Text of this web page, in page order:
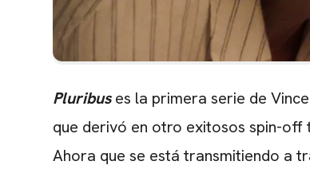
Pluribuses la primera serie de
que derivó en otro exitosos spin-off
Ahora que se está transmitiendo a